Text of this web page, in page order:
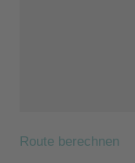
von Agios
Route berechnen